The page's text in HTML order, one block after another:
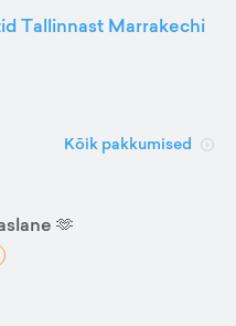
Tallinnast Marrakechi
Kõik pakkumised
🫶